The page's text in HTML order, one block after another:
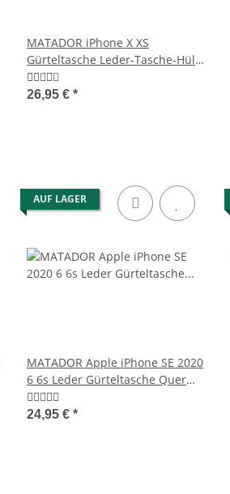
MATADOR iPhone X XS
Gürteltasche Leder-Tasche-Hülle
Hellbraun
26,95 € *
AUF LAGER
MATADOR Apple iPhone SE 2020
6 6s Leder Gürteltasche Quer
Braun
24,95 € *